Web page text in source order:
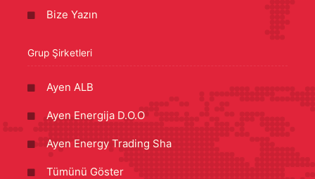
Bize Yazın
Grup Şirketleri
Ayen ALB
Ayen Energija D.O.O
Ayen Energy Trading Sha
Tümünü Göster